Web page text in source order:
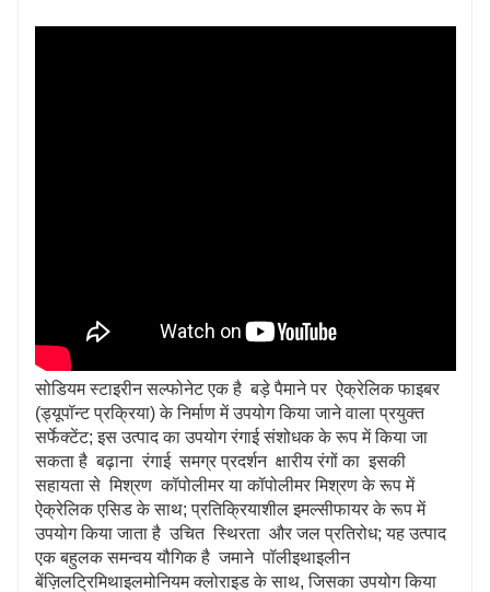
सोडियम स्टाइरीन सल्फोनेट एक है बड़े पैमाने पर ऐक्रेलिक फाइबर
(ड्यूपॉन्ट प्रक्रिया) के निर्माण में उपयोग किया जाने वाला प्रयुक्त
सर्फेक्टेंट; इस उत्पाद का उपयोग रंगाई संशोधक के रूप में किया जा
सकता है बढ़ाना रंगाई समग्र प्रदर्शन क्षारीय रंगों का इसकी
सहायता से मिश्रण कॉपोलीमर या कॉपोलीमर मिश्रण के रूप में
ऐक्रेलिक एसिड के साथ; प्रतिक्रियाशील इमल्सीफायर के रूप में
उपयोग किया जाता है उचित स्थिरता और जल प्रतिरोध; यह उत्पाद
एक बहुलक समन्वय यौगिक है जमाने पॉलीइथाइलीन
बेंज़िलट्रिमिथाइलमोनियम क्लोराइड के साथ, जिसका उपयोग किया